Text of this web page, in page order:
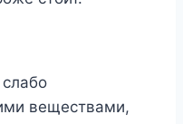
веществами,